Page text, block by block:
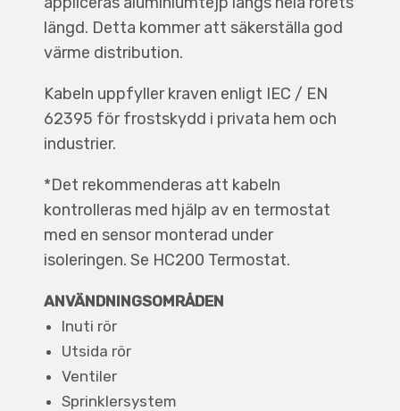
längd. Detta kommer att säkerställa god
värme distribution.
Kabeln uppfyller kraven enligt IEC / EN
62395 för frostskydd i privata hem och
industrier.
*Det rekommenderas att kabeln
kontrolleras med hjälp av en termostat
med en sensor monterad under
isoleringen. Se HC200 Termostat.
ANVÄNDNINGSOMRÅDEN
Inuti rör
Utsida rör
Ventiler
Sprinklersystem